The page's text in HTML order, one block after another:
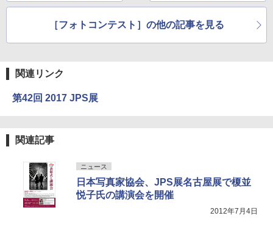
［フォトコンテスト］の他の記事を見る
関連リンク
第42回 2017 JPS展
関連記事
ニュース
日本写真家協会、JPS展名古屋展で榎並
悦子氏の講演会を開催
2012年7月4日